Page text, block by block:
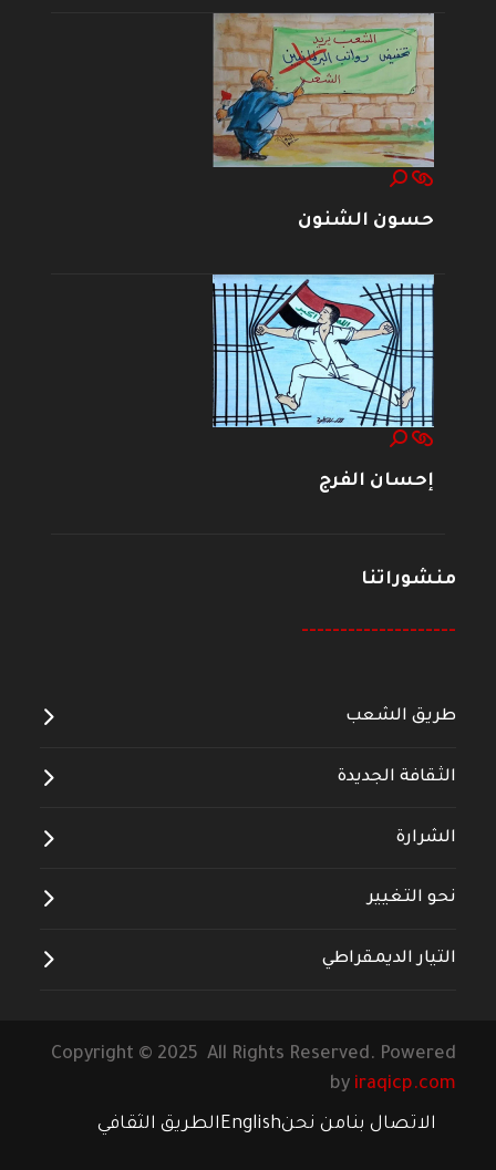
حسون الشنون
إحسان الفرج
منشوراتنا
--------------------
طريق الشعب
الثقافة الجديدة
الشرارة
نحو التغيير
التيار الديمقراطي
Copyright © 2025 All Rights Reserved. Powered
by iraqicp.com
الاتصال بنامن نحنEnglishالطريق الثقافي